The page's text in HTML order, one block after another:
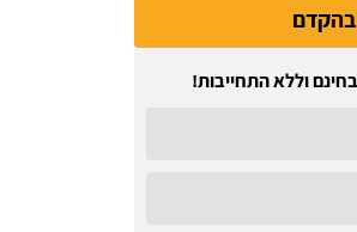
בהקדם
וללא התחייבות!